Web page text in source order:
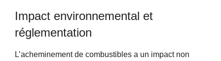
Impact environnemental et
réglementation
L’acheminement de combustibles a un impact non